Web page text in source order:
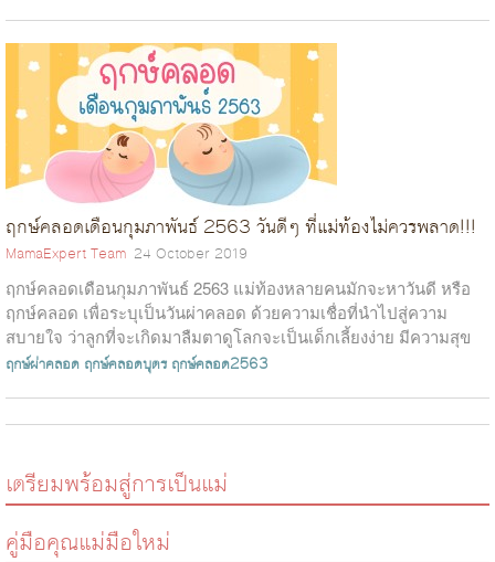
ฤกษ์คลอดเดือนกุมภาพันธ์ 2563 วันดีๆ ที่แม่ท้องไม่ควรพลาด!!!
MamaExpert Team 24 October 2019
ฤกษ์คลอดเดือนกุมภาพันธ์ 2563 แม่ท้องหลายคนมักจะหาวันดี หรือ
ฤกษ์คลอด เพื่อระบุเป็นวันผ่าคลอด ด้วยความเชื่อที่นำไปสู่ความ
สบายใจ ว่าลูกที่จะเกิดมาลืมตาดูโลกจะเป็นเด็กเลี้ยงง่าย มีความสุข
หรือเหตุผลอื่...
ฤกษ์ผ่าคลอด ฤกษ์คลอดบุตร ฤกษ์คลอด2563
เตรียมพร้อมสู่การเป็นแม่
คู่มือคุณแม่มือใหม่